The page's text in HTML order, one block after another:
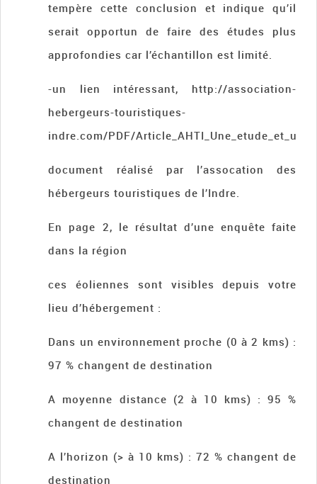
tempère cette conclusion et indique qu’il
serait opportun de faire des études plus
approfondies car l’échantillon est limité.
-un lien intéressant, http://association-
hebergeurs-touristiques-
indre.com/PDF/
document réalisé par l’assocation des
hébergeurs touristiques de l’Indre.
En page 2, le résultat d’une enquête faite
dans la région
ces éoliennes sont visibles depuis votre
lieu d’hébergement :
Dans un environnement proche (0 à 2 kms) :
97 % changent de destination
A moyenne distance (2 à 10 kms) : 95 %
changent de destination
A l’horizon (> à 10 kms) : 72 % changent de
destination